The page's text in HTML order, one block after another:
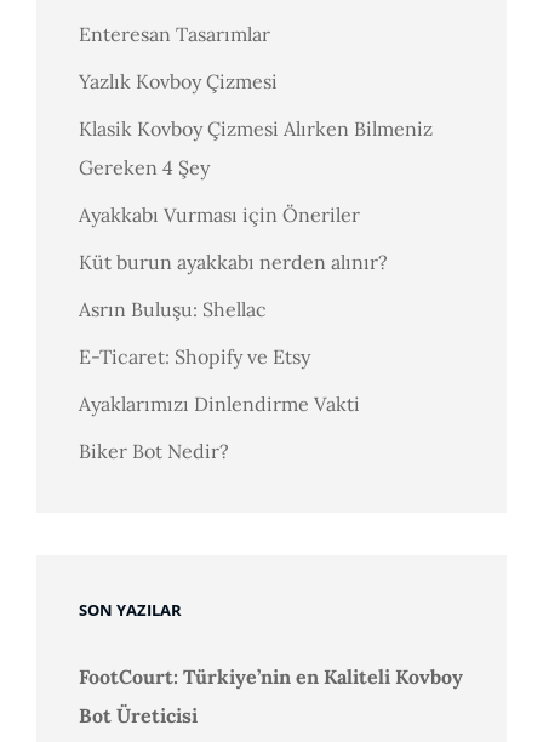
Enteresan Tasarımlar
Yazlık Kovboy Çizmesi
Klasik Kovboy Çizmesi Alırken Bilmeniz
Gereken 4 Şey
Ayakkabı Vurması için Öneriler
Küt burun ayakkabı nerden alınır?
Asrın Buluşu: Shellac
E-Ticaret: Shopify ve Etsy
Ayaklarımızı Dinlendirme Vakti
Biker Bot Nedir?
SON YAZILAR
FootCourt: Türkiye’nin en Kaliteli Kovboy
Bot Üreticisi